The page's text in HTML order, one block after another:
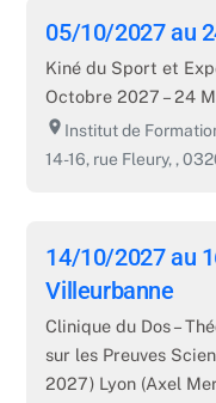
05/10/2027 au
Kiné du Sport et
Octobre 2027 – 24
room Institut de
14-16, rue Fleury, ,
14/10/2027 au
Villeurbanne
Clinique du Dos –
sur les Preuves
2027) Lyon (Axel